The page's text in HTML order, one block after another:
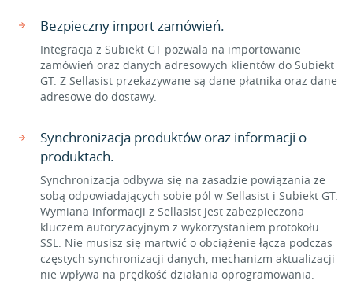
Bezpieczny import zamówień.
Integracja z Subiekt GT pozwala na importowanie
zamówień oraz danych adresowych klientów do Subiekt
GT. Z Sellasist przekazywane są dane płatnika oraz dane
adresowe do dostawy.
Synchronizacja produktów oraz informacji o
produktach.
Synchronizacja odbywa się na zasadzie powiązania ze
sobą odpowiadających sobie pól w Sellasist i Subiekt GT.
Wymiana informacji z Sellasist jest zabezpieczona
kluczem autoryzacyjnym z wykorzystaniem protokołu
SSL. Nie musisz się martwić o obciążenie łącza podczas
częstych synchronizacji danych, mechanizm aktualizacji
nie wpływa na prędkość działania oprogramowania.